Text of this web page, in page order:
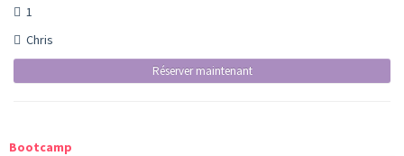
1
Chris
Réserver maintenant
Bootcamp